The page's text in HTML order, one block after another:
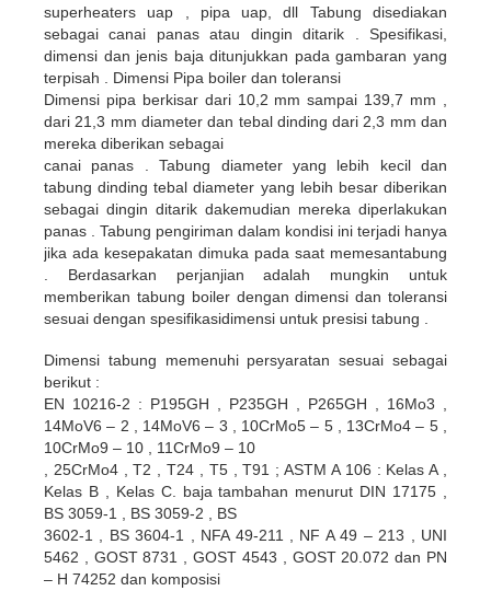
superheaters uap , pipa uap, dll Tabung disediakan
sebagai canai panas atau dingin ditarik . Spesifikasi,
dimensi dan jenis baja ditunjukkan pada gambaran yang
terpisah . Dimensi Pipa boiler dan toleransi
Dimensi pipa berkisar dari 10,2 mm sampai 139,7 mm ,
dari 21,3 mm diameter dan tebal dinding dari 2,3 mm dan
mereka diberikan sebagai
canai panas . Tabung diameter yang lebih kecil dan
tabung dinding tebal diameter yang lebih besar diberikan
sebagai dingin ditarik dakemudian mereka diperlakukan
panas . Tabung pengiriman dalam kondisi ini terjadi hanya
jika ada kesepakatan dimuka pada saat memesantabung
. Berdasarkan perjanjian adalah mungkin untuk
memberikan tabung boiler dengan dimensi dan toleransi
sesuai dengan spesifikasidimensi untuk presisi tabung .
Dimensi tabung memenuhi persyaratan sesuai sebagai
berikut :
EN 10216-2 : P195GH , P235GH , P265GH , 16Mo3 ,
14MoV6 – 2 , 14MoV6 – 3 , 10CrMo5 – 5 , 13CrMo4 – 5 ,
10CrMo9 – 10 , 11CrMo9 – 10
, 25CrMo4 , T2 , T24 , T5 , T91 ; ASTM A 106 : Kelas A ,
Kelas B , Kelas C. baja tambahan menurut DIN 17175 ,
BS 3059-1 , BS 3059-2 , BS
3602-1 , BS 3604-1 , NFA 49-211 , NF A 49 – 213 , UNI
5462 , GOST 8731 , GOST 4543 , GOST 20.072 dan PN
– H 74252 dan komposisi